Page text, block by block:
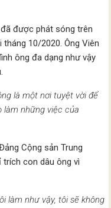
được phát sóng trên
10/2020. Ông Viên
ông đa dạng như vậy
là một nơi tuyệt vời để
làm những việc của
Cộng sản Trung
trích con dâu ông vì
làm như vậy, tôi sẽ không